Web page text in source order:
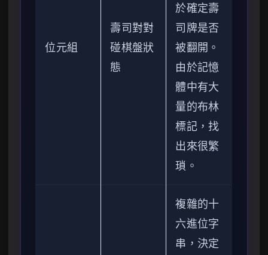
位元組
壽司對對
碰棋盤狀
態
於確定壽
司牌是否
被翻開。
由於記憶
體中有大
量的布林
標記，找
出來很繁
瑣。
複雜的十
六進位字
串，決定